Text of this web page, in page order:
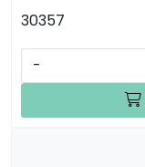
30357
-